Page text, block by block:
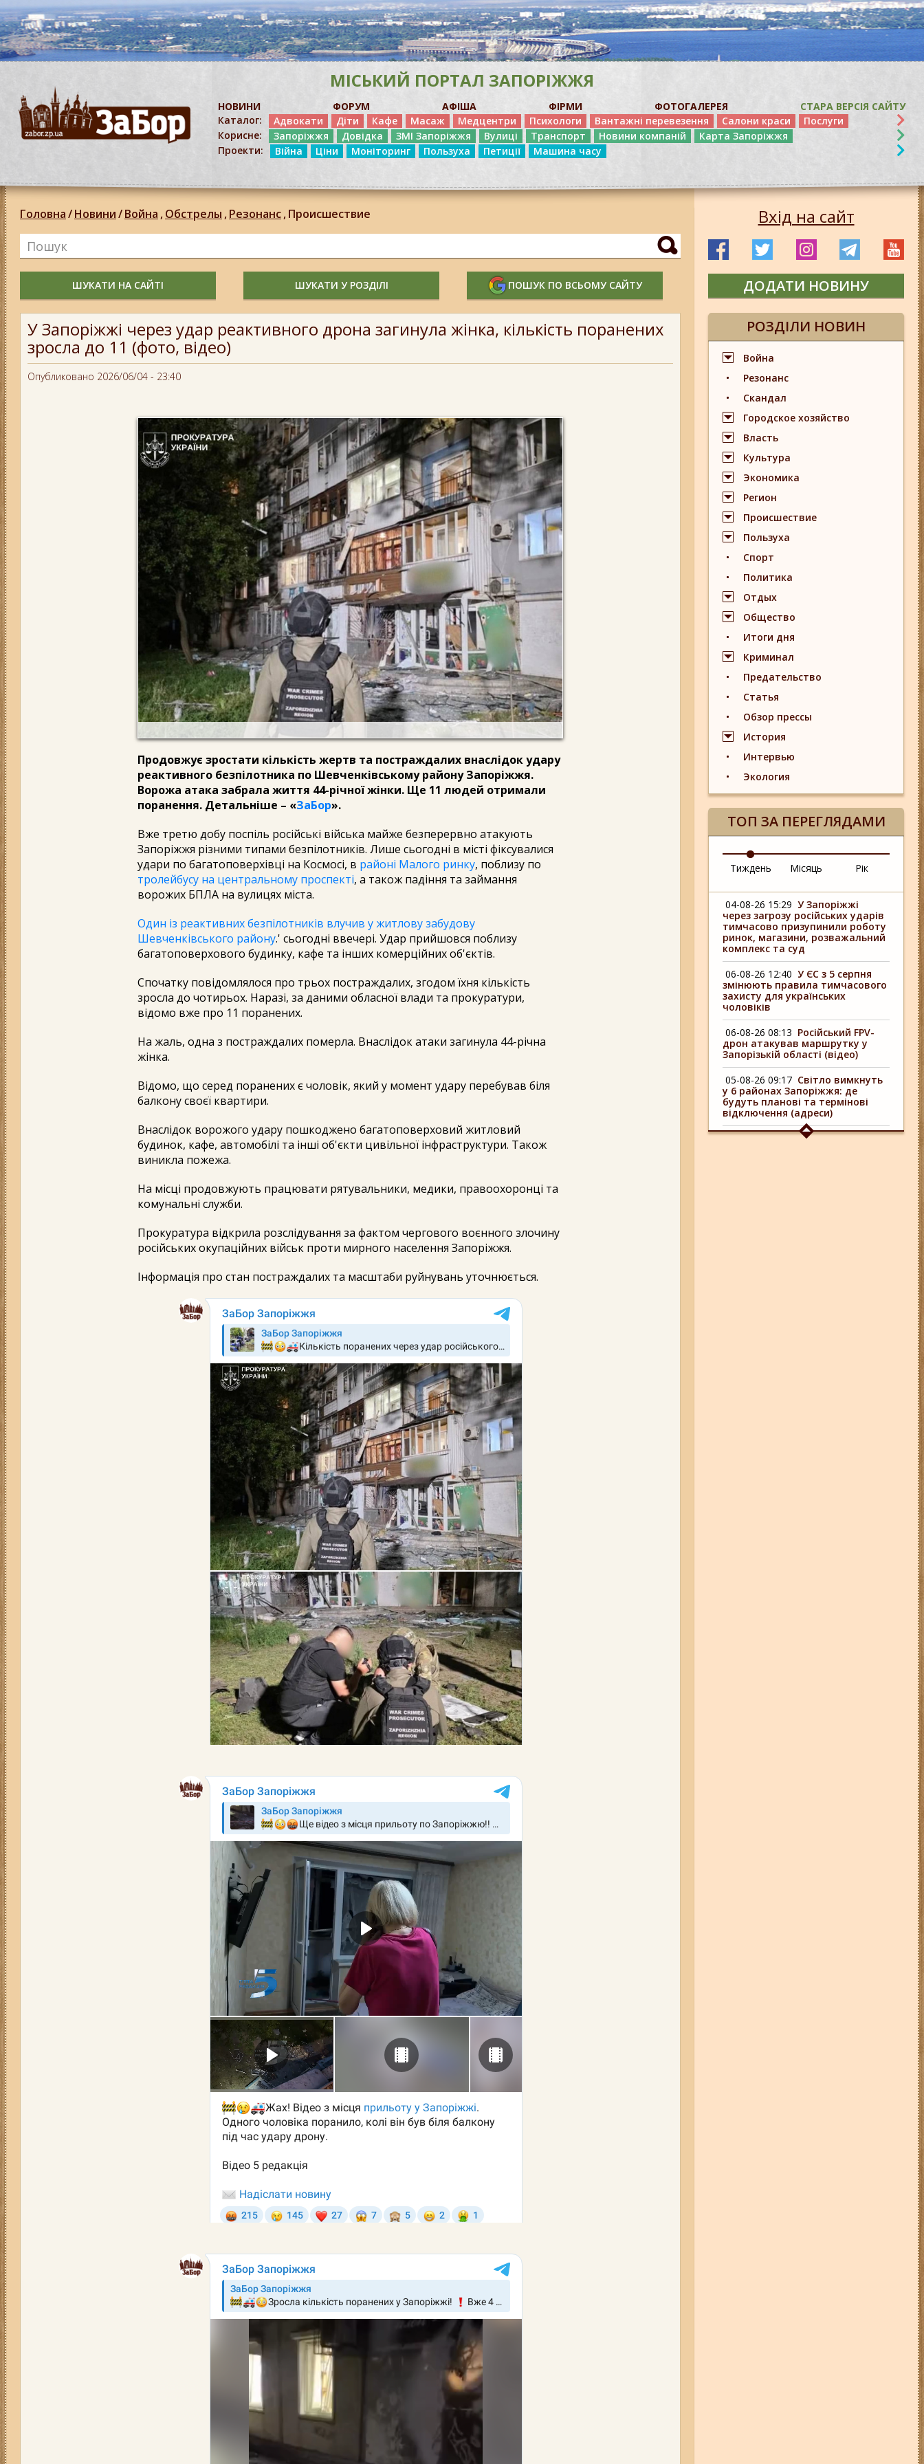
МІСЬКИЙ ПОРТАЛ ЗАПОРІЖЖЯ
НОВИНИ ФОРУМ АФІША ФІРМИ ФОТОГАЛЕРЕЯ
СТАРА ВЕРСІЯ САЙТУ
Каталог:
Адвокати Діти Кафе Масаж Медцентри Психологи Вантажні перевезення Салони краси
Послуги
Корисне:
Запоріжжя Довідка ЗМІ Запоріжжя Вулиці Транспорт Новини компаній
Карта Запоріжжя
Проекти:
Війна Ціни Моніторинг Пользуха Петиції Машина часу
Головна/Новини/Война ,Обстрелы ,Резонанс,Происшествие
ШУКАТИ НА САЙТІ ШУКАТИ У РОЗДІЛІ ПОШУК ПО ВСЬОМУ САЙТУ
У Запоріжжі через удар реактивного дрона загинула жінка, кількість поранених
зросла до 11 (фото, відео)
Опубликовано 2026/06/04 - 23:40
Продовжує зростати кількість жертв та постраждалих внаслідок удару
реактивного безпілотника по Шевченківському району Запоріжжя.
Ворожа атака забрала життя 44-річної жінки. Ще 11 людей отримали
поранення. Детальніше – «ЗаБор».
Вже третю добу поспіль російські війська майже безперервно атакують
Запоріжжя різними типами безпілотників. Лише сьогодні в місті фіксувалися
удари по багатоповерхівці на Космосі, в районі Малого ринку, поблизу по
тролейбусу на центральному проспекті, а також падіння та займання
ворожих БПЛА на вулицях міста.
Один із реактивних безпілотників влучив у житлову забудову
Шевченківського району.' сьогодні ввечері. Удар прийшовся поблизу
багатоповерхового будинку, кафе та інших комерційних об'єктів.
Спочатку повідомлялося про трьох постраждалих, згодом їхня кількість
зросла до чотирьох. Наразі, за даними обласної влади та прокуратури,
відомо вже про 11 поранених.
На жаль, одна з постраждалих померла. Внаслідок атаки загинула 44-річна
жінка.
Відомо, що серед поранених є чоловік, який у момент удару перебував біля
балкону своєї квартири.
Внаслідок ворожого удару пошкоджено багатоповерховий житловий
будинок, кафе, автомобілі та інші об'єкти цивільної інфраструктури. Також
виникла пожежа.
На місці продовжують працювати рятувальники, медики, правоохоронці та
комунальні служби.
Прокуратура відкрила розслідування за фактом чергового воєнного злочину
російських окупаційних військ проти мирного населення Запоріжжя.
Інформація про стан постраждалих та масштаби руйнувань уточнюється.
Вхід на сайт
ДОДАТИ НОВИНУ
РОЗДІЛИ НОВИН
Война
Резонанс
Скандал
Городское хозяйство
Власть
Культура
Экономика
Регион
Происшествие
Пользуха
Спорт
Политика
Отдых
Общество
Итоги дня
Криминал
Предательство
Статья
Обзор прессы
История
Интервью
Экология
ТОП ЗА ПЕРЕГЛЯДАМИ
Тиждень Місяць Рік
04-08-26 15:29 У Запоріжжі
через загрозу російських ударів
тимчасово призупинили роботу
ринок, магазини, розважальний
комплекс та суд
06-08-26 12:40 У ЄС з 5 серпня
змінюють правила тимчасового
захисту для українських
чоловіків
06-08-26 08:13 Російський FPV-
дрон атакував маршрутку у
Запорізькій області (відео)
05-08-26 09:17 Світло вимкнуть
у 6 районах Запоріжжя: де
будуть планові та термінові
відключення (адреси)
04-08-26 09:16 У 6 районах